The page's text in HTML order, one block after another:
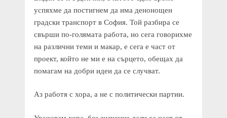
успяхме да постигнем да има денонощен
градски транспорт в София. Той разбира се
свърши по-голямата работа, но сега говорихме
на различни теми и макар, е сега е част от
проект, който не ми е на сърцето, обещах да
помагам на добри идеи да се случват.
Аз работя с хора, а не с политически партии.